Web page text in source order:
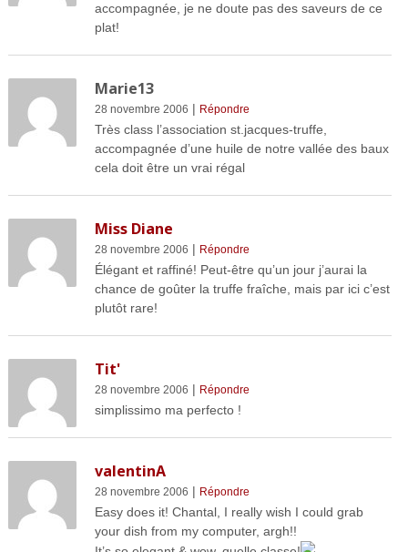
accompagnée, je ne doute pas des saveurs de ce
plat!
Marie13
28 novembre 2006 | Répondre
Très class l’association st.jacques-truffe,
accompagnée d’une huile de notre vallée des baux
cela doit être un vrai régal
Miss Diane
28 novembre 2006 | Répondre
Élégant et raffiné! Peut-être qu’un jour j’aurai la
chance de goûter la truffe fraîche, mais par ici c’est
plutôt rare!
Tit'
28 novembre 2006 | Répondre
simplissimo ma perfecto !
valentinA
28 novembre 2006 | Répondre
Easy does it! Chantal, I really wish I could grab
your dish from my computer, argh!!